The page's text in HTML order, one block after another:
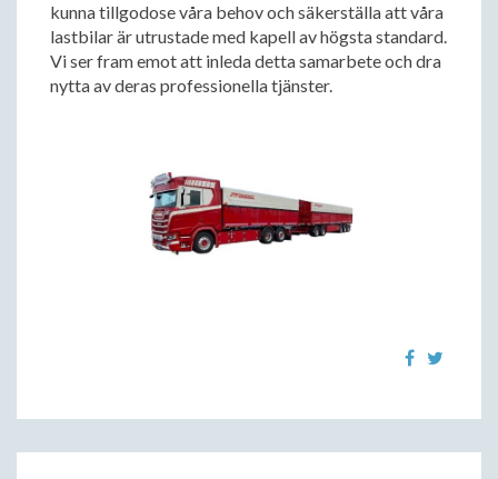
kunna tillgodose våra behov och säkerställa att våra
lastbilar är utrustade med kapell av högsta standard.
Vi ser fram emot att inleda detta samarbete och dra
nytta av deras professionella tjänster.